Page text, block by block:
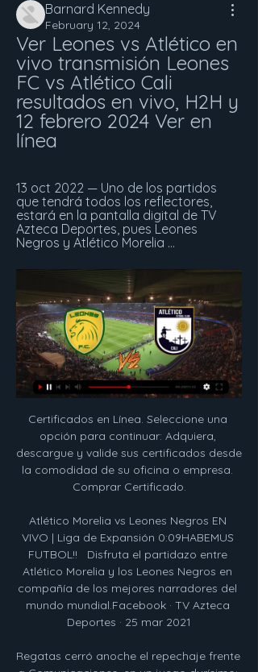
Barnard Kennedy
February 12, 2024
Ver Leones vs Atlético en
vivo transmisión Leones
FC vs Atlético Cali
resultados en vivo, H2H y
12 febrero 2024 Ver en
línea
13 oct 2022 — Uno de los partidos
que tendrá todos los reflectores,
estará en la pantalla digital de TV
Azteca Deportes, pues Leones
Negros y Atlético Morelia ...
Certificados en Línea. Seleccione una opción para continuar: Adquiera, descargue y valide sus certificados desde la comodidad de su oficina o empresa. Comprar Certificado.

Atlético Morelia vs Leones Negros EN VIVO | Liga de Expansión 0:09HABEMUS FUTBOL!!   Disfruta el partidazo entre Atlético Morelia y los Leones Negros en compañía de los mejores narradores del mundo mundial.Facebook · TV Azteca Deportes · 25 mar 2021

Regatas cerró anoche el repechaje frente a Comunicaciones, en un juego durísimo: 94-89. El goleador del vencedor fue Dolwire con 20 puntos y del perdedor, Swann con 22. La serie quedó 2-0 para el equipo de Paolo Quinteros. Ahora será el rival de Instituto, a quién recibe el miércoles en Corrientes.

Ver el infográfico sobre Canuelas FC vs Deportivo Laferrere - Sporticos.com - es un servicio web que presenta la información de los partidos de futbol por medio de atractivos infográficos

Deportivo La Guaira vs Atlético Nacional EN VIVO ONLINE: Copa. Hace 23 horas. Sigue EN VIVO ONLINE Deportivo La Guaira vs Atlético Nacional, por Copa Libertadores 2019. HOY jueves 07 de febrero minuto a minuto EN. deportes.canalrcn.com

El partido entre Polonia U20 y Colombia U20 se celebrará el 23.05.2019, a la hora 16:30.El lugar del encuentro, que promete ser muy emocionante, será Łódź. El encuentro forma parte de los partidos de: FIFA U-20 World Cup, Fútbol.

Consiga nuestros pronósticos y sigue el resultado de tus apuestas en directo del partido Laferrere vs. Deportivo Merlo de Primera C (Fútbol) el 26.05.2019.

El Alianza, dirigido por el técnico colombiano Wilson Gutiérrez, venció por 2-0 al Chalatenango en la décima cuarta jornada del torneo Apertura de El Salvador y ya le saca ocho puntos de ventaja a su escolta, el Sonsonate.

La gorra New Era 59Fifty de Piratas de Campeche tiene un camuflajeado especial para que te veas increíble. La colección LMB Camo Pack 2019 fue creada para que toda la temporada apoyes a tu equipo y lleves su escudo bordado al frente.

Francia vs España, semifinal del Mundial Sub-20 femenino en directo Fútbol Femenino Se juega ante las anfitrionas llegar a la primera final en esta competición

Análisis del Sevilla Atlético: dudas en un comienzo aterrador. Fuente: Canal Amarillo. El de Huévar del Aljarafe apenas tiene 18 años y ya lleva dos en la categoría de plata. Talento en estado puro que se abrió paso la campaña pasada . Apenas unos meses pueden cambiarlo todo.

La temporada de Unionistas de Salamanca, a falta de dos jornadas para el final, ya es sobresaliente. El objetivo de la permanencia está cumplido con creces pero en este último tramo los charros todavía quieren darse un último gustazo en forma de premio gordo. Aspiran a entrar en los puestos que dan derecho a jugar …

En este momento, hay 13 partidos televisados en vivo de 3 competiciones distintas. El próximo partido que transmite el canal será el Real Garcilaso - D. Municipal de Liga 1 que se disputará el próximo viernes, 25 de octubre de 2019 a las 22:00.

ANFP falló contra Palestino y el Morning jugará Copa Chile. La ANFP emitió su fallo sobre la demanda interpuesta por Santiago Morning contra Palestino, en la cual el elenco 'microbrusero' afirmó que los 'árabes' no cumplieron el reglamento.

Fútbol Leones vs Atletico FC Cali Primera B 12/02/2024 hace 2 días — Cómo ver el partido? La transmisión legal del partido en excelente calidad pronto estará disponible a través del enlace. Solo necesita: 1.

Ve el perfil de Lan Dai Catalan Mazariegos en LinkedIn, la mayor red profesional del mundo. Lan Dai tiene 1 empleo en su perfil. Ve el perfil completo en LinkedIn y descubre los contactos y empleos de Lan Dai en empresas similares.

El punta marcó su primer gol como rojiblanco para abrir el marcador contra el Villarreal en un partido cerrado por 2-0. Tras su doblete en Anoeta, los dos de cabeza, hizo el tercero contra el Alavés (0-4) y el segundo contra el Celta (2-0). Pero después de esos dos partidos regresó la

Real Unión Salamanca CF Uds en directo: Consulta el resultado del partido Real Unión Salamanca CF Uds en vivo y sigue el marcador en directo gracias a nuestro livescore. Partido …

Sigue en vivo y online el duelo entre Audax Italiano y Curicó Unido por la decimotercera fecha del torneo. Sigue en vivo y online el duelo entre Audax Italiano y Curicó Unido por la decimotercera fecha del torneo.

Usted puede ver una transmisión en vivo en línea de la cortulua vs deportivo pereira el mejor sitio de streaming RojaDirecta. En Roja Directa es posible que usted y nuestros usuarios ver eventos deportivos en directo streaming de todo el mundo de forma gratuita, incluyendo cortulua vs deportivo pereira.

Mientras, la plantilla del Villanovense afronta con la máxima ilusión la visita del Sevilla, una "fiesta" para afición y jugadores, pero en la que no van a "regalar nada", según advirtió en la víspera su técnico, Julio Cobos, con pasado sevillista, pues jugó en los años 90 en el Sevilla Atlético.

Unionistas de Salamanca vs Guijuelo el resultado en vivo en la liga 3 liga española. Presentamos el resultado en vivo, la composición de los equipos antes del partido, los goleadores, las estadísticas y la tabla de posiciones

Consulta todos los datos y estadísticas del partido entre México vs Cuba de Copa Oro Concacaf 2019. Mapas de calor, estrategia y análisis en vivo

14:30 Giro de Italia 2019: la etapa 11, en directo | Buenas tardes y bienvenidos al seguimiento, en directo, de la etapa 11 del Giro de Italia que empieza en Carpi y finaliza en Novi Ligure. La etapa 11 tiene un recorrido total de 221 kilómetros y empieza este miércoles después de la victoria de Démare de este martes.

http://www.gijon.es/noticias/show/43131-abierta-convocatoria-de-ayudas-a-estudiantes-para-compartir-vivienda-curso-2019-2020 43131 es fecha-actualizacion2019-10-31 20.

El Recoletas Atlético Valladolid disputará este miércoles (20:30 horas) en Huerta del Rey la décima jornada de la Liga Asobal ante el Helvetia Anaitasuna, actual segundo clasificado de la competición gracias a un espectacular inicio de temporada. El choque será transmitido en directo …

El 14 de julio de 1920 se inauguró el estadio del C.A. Sportivo Barracas, en Luzuriaga e Iriarte, el más grande entonces existente en Buenos Aires, donde se jugó el Campeonato Sudamericano de 1921, primero ganado por el seleccionado argentino.

Atlético San Luis vs León EN VIVO: Mira aquí el minuto a 23 nov 2023 — La ronda del Play-In del Apertura 2023 comienza este día y el ganador de Atlético San Luis vs León va directo a Liguilla; en vivo por aquí.

BBVA Previsión AFP Es una empresa constituida en el año 1997 para Administrar Fondos de Pensiones en Bolivia. Nuestra Misión Es contribuir al bienestar de la Sociedad Boliviana a través de pensiones justas y dignas, creando valor para el Cliente y el Accionista.

Leones FC vs Atlético Cali resultados en vivo, H2H y El marcador en vivo Leones FC Atlético Cali (y el video online en vivo) comienza el 12 feb 2024 a las 21:00 horas UTC en Primera B, Apertura, Colombia.

Ver Gratis Leones de Itagui vs Atlético Nacional EN VIVO 3 oct 2018 — Ver Gratis Leones de Itagui vs Atlético Nacional EN VIVO ONLINE Copa Colombia (Hoy 3 de octubre) en el estadio Ditaires de Itagüí.

estimaciÓn de la poblaciÓn total del distrito de san miguelito, por corregimiento, segÚn sexo y grupos de edad: al 1º de julio del aÑo 2000 josé domingo espinar mateo iturralde ot . total 311,398 40,569 51,902 37,102 12,936 17,976 34,169 50,880 38,437 27,427

Ferro Carril Oeste Club Deportivo Hispano Americano en directo: Consulta el resultado del partido Ferro Carril Oeste Club Deportivo Hispano Americano en vivo y sigue el marcador en directo gracias a nuestro livescore. Partido Super 20, Group C jugado el 13/10/19 23:00

Somos Ana Corrales y Pedro García, Licenciados en Psicología (Especialidad Psicología Deportiva) por la Universidad de Valencia, colaboradores adscritos al Área de Psicología Deportiva del Club Balonmano Morvedre.

Atlético San Luis vs León : Horario, canal, TV, cómo y dónde 22 nov 2023 — streaming de Star+, el duelo estará disponible por esta vía. Cómo ver en vivo online el Atlético San Luis vs León del Play-In. Como es una ...

BOE-A-2015-10956 Resolución de 8 de octubre de 2015, de la Dirección General de Política Universitaria, por la que se aprueba la relación definitiva de admitidos y excluidos a la realización de la prueba objetiva correspondiente al acceso al título de Enfermero Especialista en Enfermería Pediátrica.

En 6ta división el resultados no modificaría las ubicaciones por porcentuales, ya que ninguno de los dos alcanza la línea de los clasificados. En 5ta, Sarmiento igualaría de ganar a Independiente (rojo), en el porcentaje pero el partido jugado entre sí finalizó con ventaja del conjunto tandilense por 3 a 0. También tema solucionado.

¡Tigres de Quintana Roo asalta barco ‘Pirata’! Sencillos remolcadores de Manny Rodríguez y Francisco Córdoba en la quinta entrada permitieron a los Tigres de Quintana Roo tomar una ventaja en la quinta entrada que ya no perderían, para terminar venciendo 5-3 a Piratas de Campeche, al iniciar serie en el estadio Nelson Barrera Romellón.

Horario y dónde ver Leones Negros vs Morelia 13 oct 2022 — Uno de los partidos que tendrá todos los reflectores, estará en la pantalla digital de TV Azteca Deportes, pues Leones Negros y Atlético Morelia ...

Luego de sumar 5 victorias consecutivas en patio ajeno, los Leones de Yucatán retornan al parque “Kukulcán” con la intención de seguir sumando éxitos que los mantenga en la pelea por la cima de la Zona Sur de la Liga Mexicana de Béisbol. Sin duda será una semana de …

El Portimonense Sporting Clube es un club de fútbol portugués de la ciudad de Portimão. Fue fundado en 1914 y juega en la Primeira Liga. Para la temporada 2010-2011 logró volver a jugar en la Liga Sagres después de más de 20 años de permanecer en el ascenso del fútbol portugués, aunque su estadía en Primera División sería so